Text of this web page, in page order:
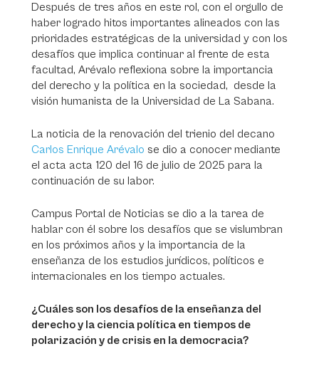
Después de tres años en este rol, con el orgullo de
haber logrado hitos importantes alineados con las
prioridades estratégicas de la universidad y con los
desafíos que implica continuar al frente de esta
facultad, Arévalo reflexiona sobre la importancia
del derecho y la política en la sociedad, desde la
visión humanista de la Universidad de La Sabana.
La noticia de la renovación del trienio del decano
Carlos Enrique Arévalo se dio a conocer mediante
el acta acta 120 del 16 de julio de 2025 para la
continuación de su labor.
Campus Portal de Noticias se dio a la tarea de
hablar con él sobre los desafíos que se vislumbran
en los próximos años y la importancia de la
enseñanza de los estudios jurídicos, políticos e
internacionales en los tiempo actuales.
¿Cuáles son los desafíos de la enseñanza del
derecho y la ciencia política en tiempos de
polarización y de crisis en la democracia?